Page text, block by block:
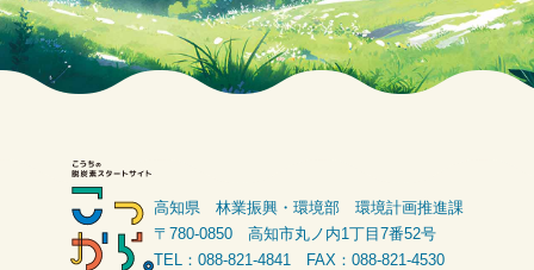
高知県 林業振興・環境部 環境計画推進課
〒780-0850 高知市丸ノ内1丁目7番52号
TEL：088-821-4841 FAX：088-821-4530